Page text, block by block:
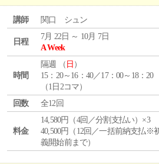
講師 関口 シュン
日程
7月 22日 ～ 10月 7日
A Week
時間
隔週 （ 日 ）
15：20～16：40／17：00～18：20
（1日2コマ）
回数
全12回
料金
14,580円（4回／分割支払い）×3
40,500円（12回／一括前納支払※
義開始前まで）